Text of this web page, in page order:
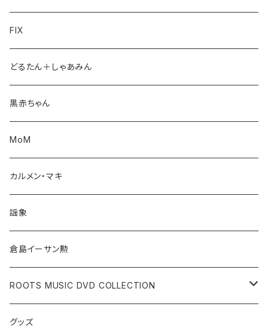
FIX
どるたん＋しゃあみん
黒赤ちゃん
MoM
カルメン・マキ
謡象
倉島イーサン勲
ROOTS MUSIC DVD COLLECTION
遠藤賢司
グッズ